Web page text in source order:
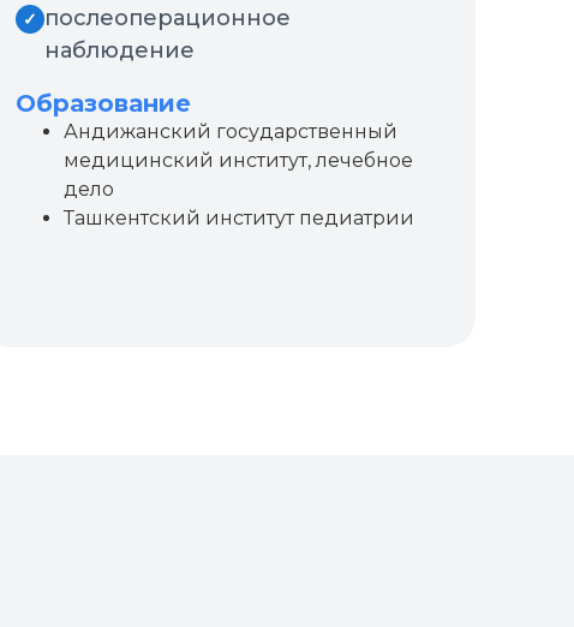
✓ послеоперационное
наблюдение
Образование
Андижанский государственный
медицинский институт, лечебное
дело
Ташкентский институт педиатрии